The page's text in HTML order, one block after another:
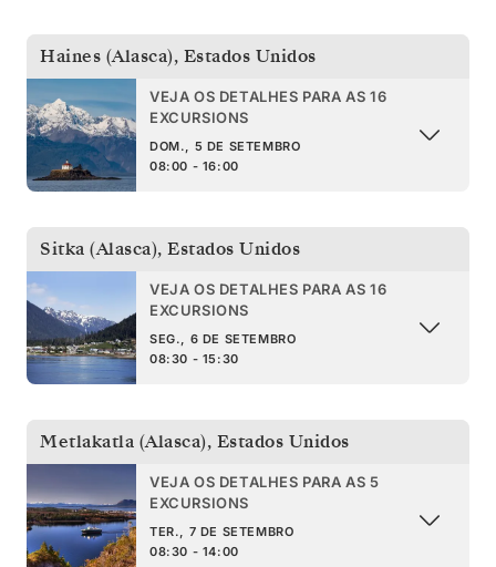
Haines (Alasca), Estados Unidos
VEJA OS DETALHES PARA AS 16
EXCURSIONS
DOM., 5 DE SETEMBRO
08:00 - 16:00
Sitka (Alasca), Estados Unidos
VEJA OS DETALHES PARA AS 16
EXCURSIONS
SEG., 6 DE SETEMBRO
08:30 - 15:30
Metlakatla (Alasca), Estados Unidos
VEJA OS DETALHES PARA AS 5
EXCURSIONS
TER., 7 DE SETEMBRO
08:30 - 14:00